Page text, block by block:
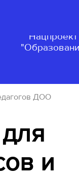
Нацпроект
ДОО
и